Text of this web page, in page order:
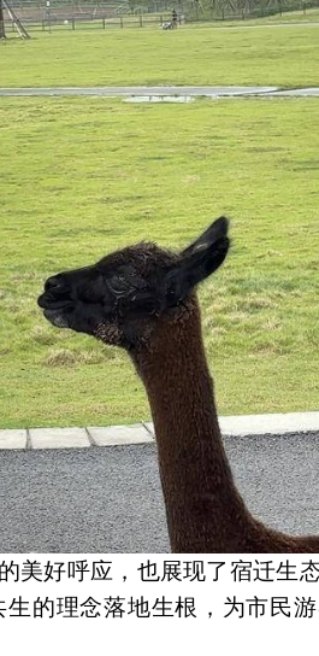
美好呼应，也展现了宿迁生
的理念落地生根，为市民